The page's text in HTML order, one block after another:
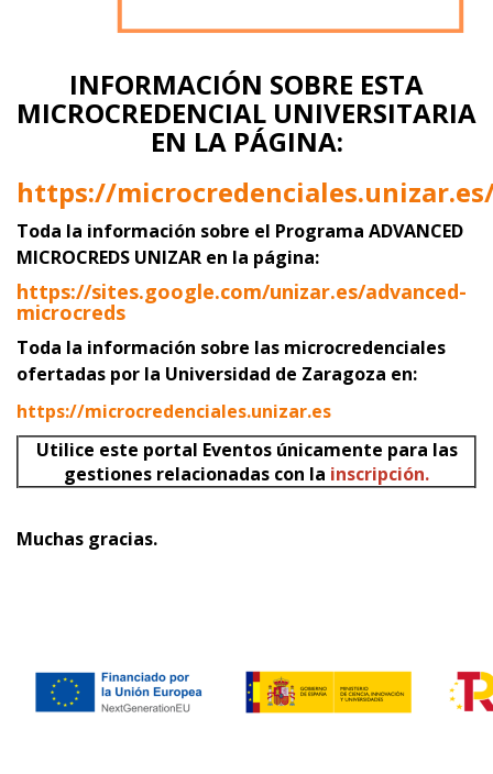
INFORMACIÓN SOBRE ESTA
MICROCREDENCIAL UNIVERSITARIA
EN LA PÁGINA:
https://
Toda la información sobre el Programa ADVANCED
MICROCREDS UNIZAR en la página:
https://sites.google.com/unizar.es/advanced-
microcreds
Toda la información sobre las microcredenciales
ofertadas por la Universidad de Zaragoza en:
https://microcredenciales.unizar.es
Utilice este portal Eventos únicamente para las
gestiones relacionadas con la inscripción.
Muchas gracias.